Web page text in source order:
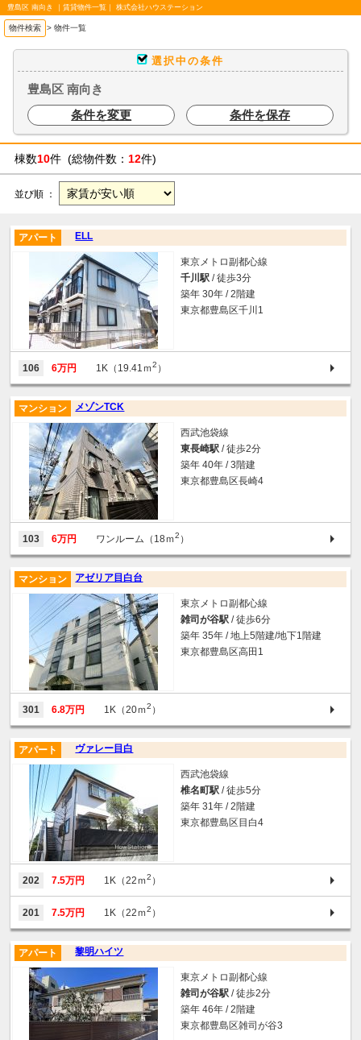
豊島区 南向き ｜賃貸物件一覧｜ 株式会社ハウステーション
物件検索 > 物件一覧
選択中の条件
豊島区 南向き
条件を変更
条件を保存
棟数10件 (総物件数： 12件)
並び順 ：
ELL
アパート
東京メトロ副都心線
千川駅 / 徒歩3分
築年 30年 / 2階建
東京都豊島区千川1
106 6万円 1K（19.41ｍ2 ）
メゾンTCK
マンション
西武池袋線
東長崎駅 / 徒歩2分
築年 40年 / 3階建
東京都豊島区長崎4
103 6万円 ワンルーム（18ｍ2 ）
アゼリア目白台
マンション
東京メトロ副都心線
雑司が谷駅 / 徒歩6分
築年 35年 / 地上5階建/地下1階建
東京都豊島区高田1
301 6.8万円 1K（20ｍ2 ）
ヴァレー目白
アパート
西武池袋線
椎名町駅 / 徒歩5分
築年 31年 / 2階建
東京都豊島区目白4
202 7.5万円 1K（22ｍ2 ）
201 7.5万円 1K（22ｍ2 ）
黎明ハイツ
アパート
東京メトロ副都心線
雑司が谷駅 / 徒歩2分
築年 46年 / 2階建
東京都豊島区雑司が谷3